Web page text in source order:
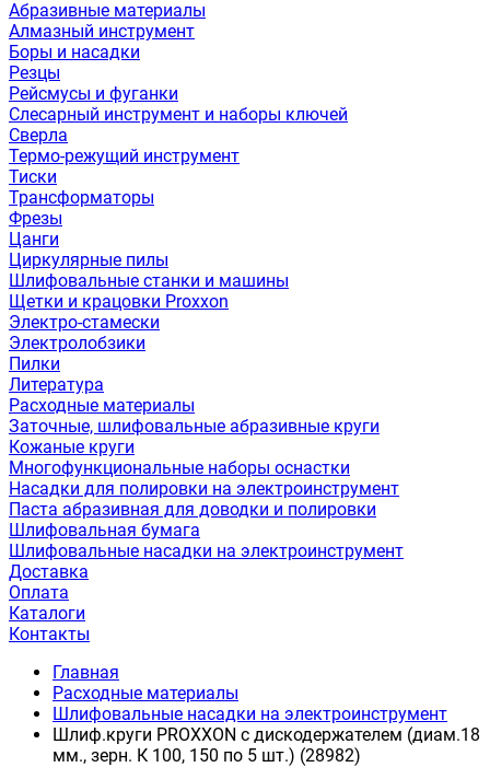
Абразивные материалы
Алмазный инструмент
Боры и насадки
Резцы
Рейсмусы и фуганки
Слесарный инструмент и наборы ключей
Сверла
Термо-режущий инструмент
Тиски
Трансформаторы
Фрезы
Цанги
Циркулярные пилы
Шлифовальные станки и машины
Щетки и крацовки Proxxon
Электро-стамески
Электролобзики
Пилки
Литература
Расходные материалы
Заточные, шлифовальные абразивные круги
Кожаные круги
Многофункциональные наборы оснастки
Насадки для полировки на электроинструмент
Паста абразивная для доводки и полировки
Шлифовальная бумага
Шлифовальные насадки на электроинструмент
Доставка
Оплата
Каталоги
Контакты
Главная
Расходные материалы
Шлифовальные насадки на электроинструмент
Шлиф.круги PROXXON с дискодержателем (диам.18
мм., зерн. К 100, 150 по 5 шт.) (28982)